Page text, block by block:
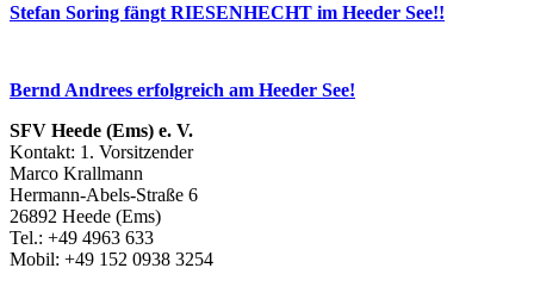
Stefan Soring fängt RIESENHECHT im Heeder See!!
Bernd Andrees erfolgreich am Heeder See!
SFV Heede (Ems) e. V.
Kontakt: 1. Vorsitzender
Marco Krallmann
Hermann-Abels-Straße 6
26892 Heede (Ems)
Tel.: +49 4963 633
Mobil: +49 152 0938 3254